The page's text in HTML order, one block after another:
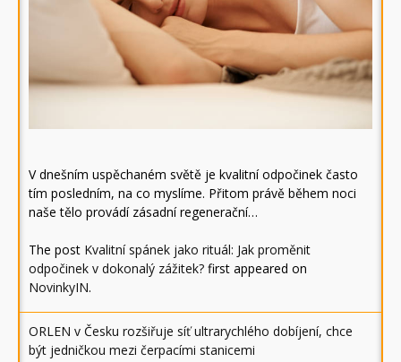
V dnešním uspěchaném světě je kvalitní odpočinek často
tím posledním, na co myslíme. Přitom právě během noci
naše tělo provádí zásadní regenerační…
The post Kvalitní spánek jako rituál: Jak proměnit
odpočinek v dokonalý zážitek? first appeared on
NovinkyIN.
ORLEN v Česku rozšiřuje síť ultrarychlého dobíjení, chce
být jedničkou mezi čerpacími stanicemi